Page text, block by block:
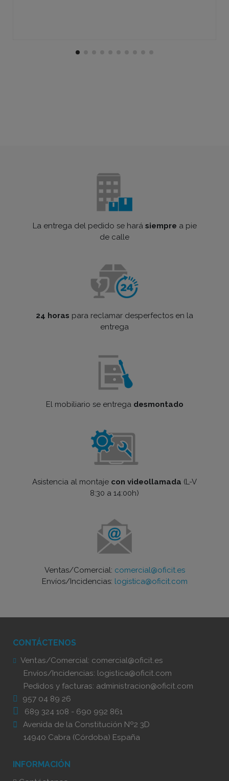
La entrega del pedido se hará siempre a pie
de calle
24 horas para reclamar desperfectos en la
entrega
El mobiliario se entrega desmontado
Asistencia al montaje con videollamada (L-V
8:30 a 14:00h)
Ventas/Comercial: comercial@oficit.es
Envíos/Incidencias: logistica@oficit.com
CONTÁCTENOS
Ventas/Comercial: comercial@oficit.es
Envíos/Incidencias: logistica@oficit.com
Pedidos y facturas: administracion@oficit.com
957 04 89 26
689 324 108 - 690 992 861
Avenida de la Constitución Nº2 3D
14940 Cabra (Córdoba) España
INFORMACIÓN